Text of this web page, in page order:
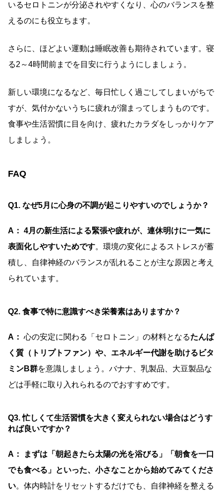
いるセロトニンが分泌されやすくなり、心のバランスを整
えるのにも役立ちます。
さらに、ほどよい運動は睡眠改善も期待されています。寝
る2～4時間前までを目安に行うようにしましょう。
新しい環境になるなど、毎日忙しく過ごしてしまいがちで
すが、気付かないうちに疲れが溜まってしまうものです。
食事や生活習慣に目を向け、疲れたカラダをしっかりケア
しましょう。
FAQ
Q1. なぜ5月に心身の不調が起こりやすいのでしょうか？
A： 4月の新生活による緊張や疲れが、連休明けに一気に
表面化しやすいためです。環境の変化によるストレスが蓄
積し、自律神経のバランスが乱れることが主な原因と考え
られています。
Q2. 食事で特に意識すべき栄養素はありますか？
A： 心の安定に関わる「セロトニン」の材料となるたんぱ
く質（トリプトファン）や、エネルギー代謝を助けるビタ
ミンB群を意識しましょう。バナナ、乳製品、大豆製品な
どは手軽に取り入れられるのでおすすめです。
Q3. 忙しくて生活習慣を大きく変えられない場合はどうす
れば良いですか？
A：
まずは「朝起きたら太陽の光を浴びる」「朝食を一口
でも食べる」といった、小さなことから始めてみてくださ
い。体内時計をリセットするだけでも、自律神経を整える